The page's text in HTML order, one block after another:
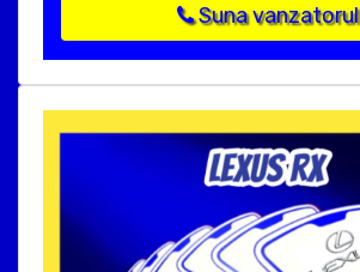
Suna vanzatorul